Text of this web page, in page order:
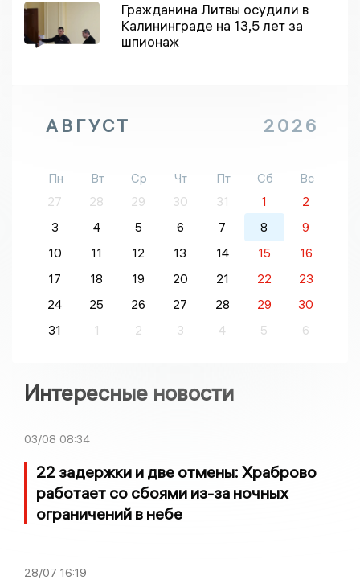
Гражданина Литвы осудили в
Калининграде на 13,5 лет за
шпионаж
АВГУСТ 2026
Пн Вт Ср Чт Пт Сб
Вс
27
28 29 30 31 1
2
3
4 5 6 7 8
9
10
11 12 13 14 15
16
17
18 19 20 21 22
23
24
25 26 27 28 29
30
31
1 2 3 4 5 6
Интересные новости
03/08 08:34
22 задержки и две отмены: Храброво
работает со сбоями из-за ночных
ограничений в небе
28/07 16:19